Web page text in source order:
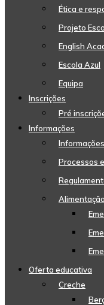
Ética e
Projeto
English
Escola Azul
Equipa
Inscrições
Pré
Informações
Processos
Alimentação
Oferta educativa
Creche